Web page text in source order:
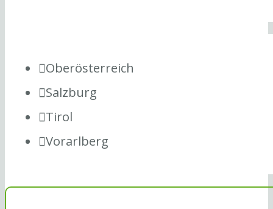
Oberösterreich
Salzburg
Tirol
Vorarlberg